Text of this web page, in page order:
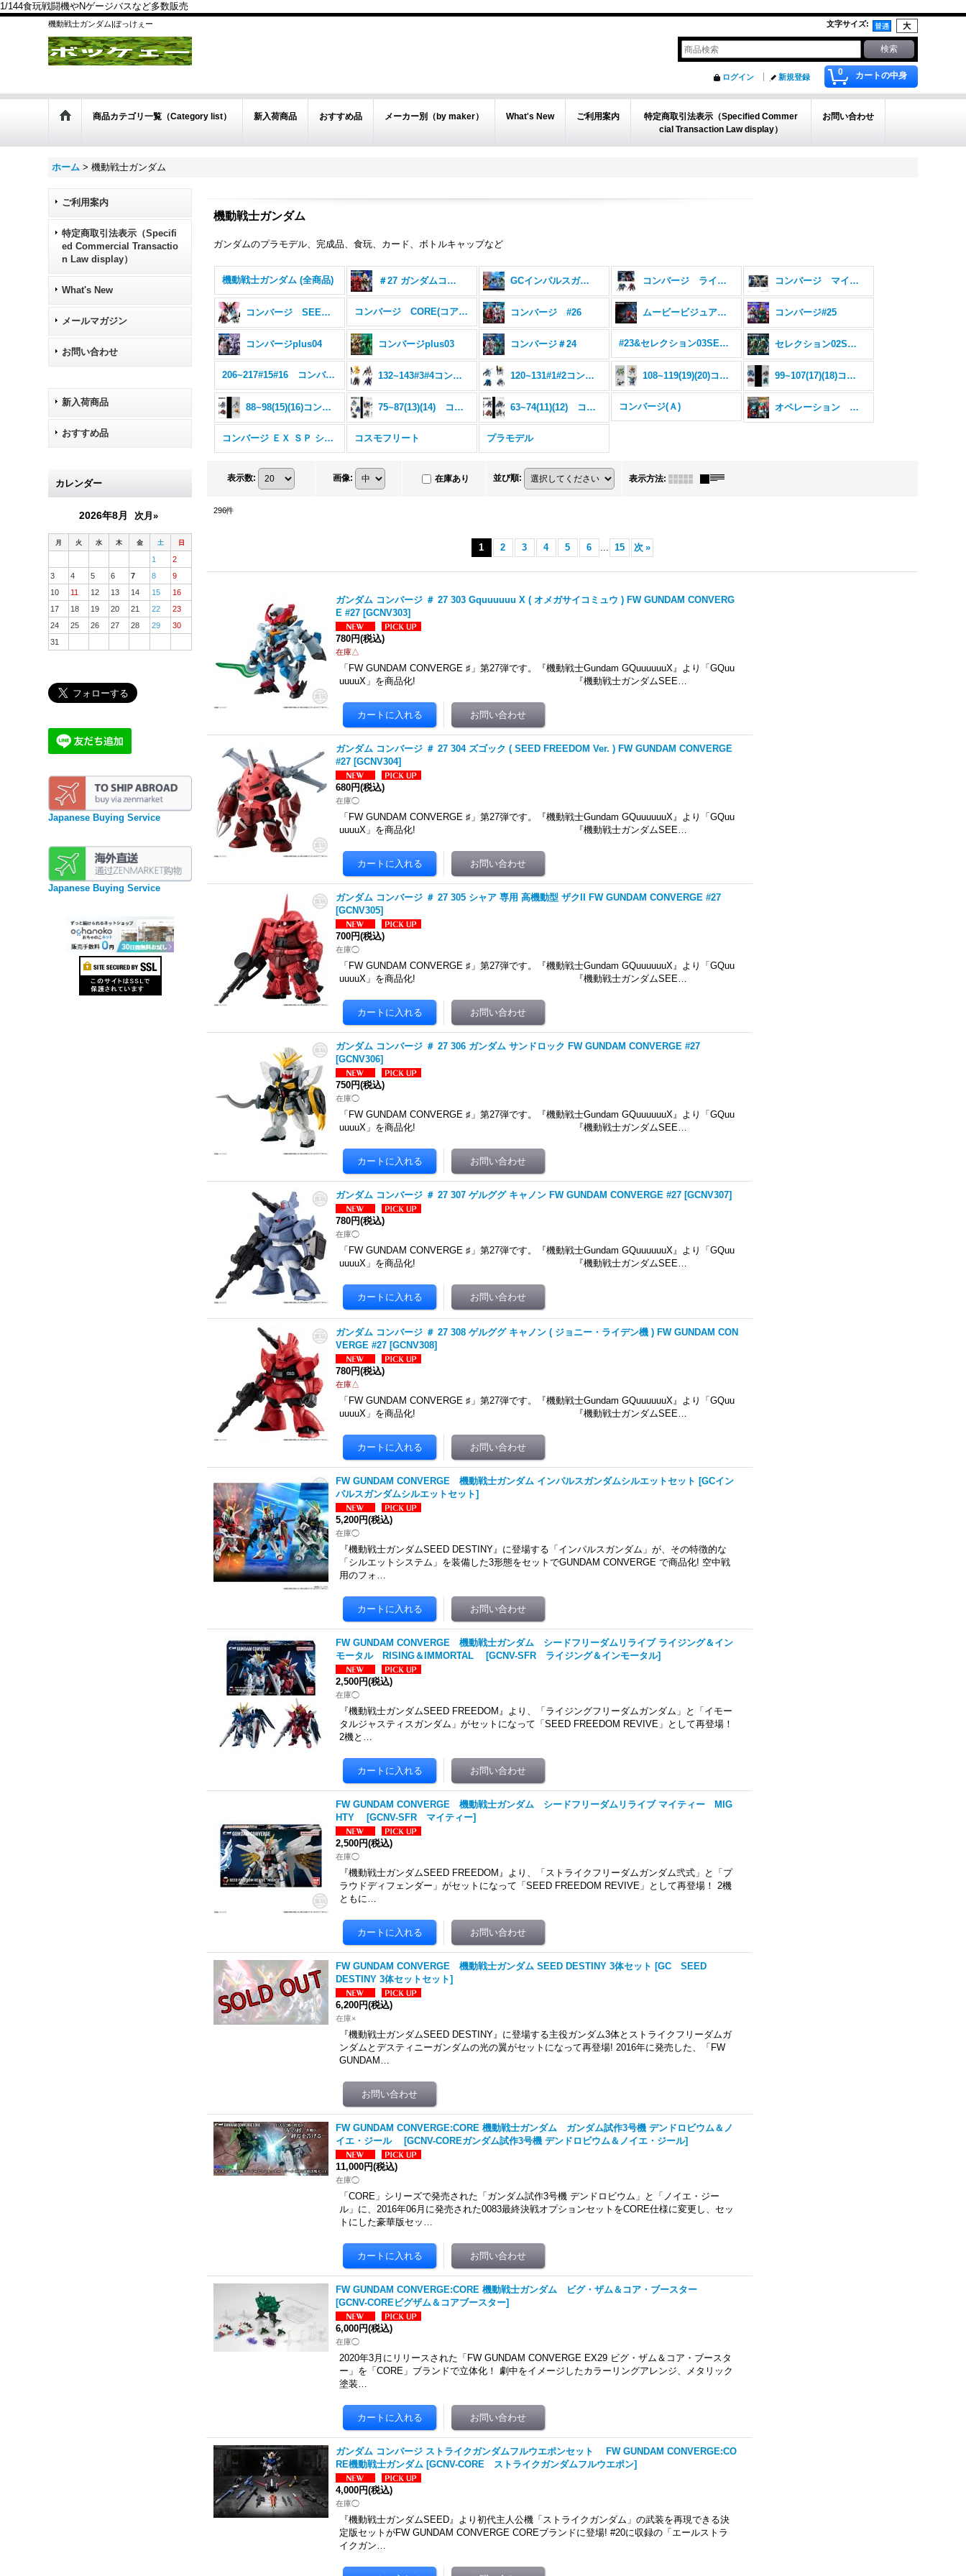
1/144食玩戦闘機やNゲージバスなど多数販売
機動戦士ガンダム|ぼっけぇー 文字サイズ:
0 カートの中身
ログイン 新規登録
商品カテゴリ一覧（Category list） 新入荷商品 おすすめ品 メーカー別（by maker） What's New ご利用案内
特定商取引法表示（Specified Commer
cial Transaction Law display）
お問い合わせ
ホーム > 機動戦士ガンダム
ご利用案内
特定商取引法表示（Specifi
ed Commercial Transactio
n Law display）
What's New
メールマガジン
お問い合わせ
新入荷商品
おすすめ品
カレンダー
2026年8月 次月»
月 火 水 木 金 土 日
1
2
3
4 5 6 7 8
9
10
11 12 13 14 15
16
17
18 19 20 21 22
23
24
25 26 27 28 29
30
31
Japanese Buying Service
Japanese Buying Service
機動戦士ガンダム
ガンダムのプラモデル、完成品、食玩、カード、ボトルキャップなど
機動戦士ガンダム (全商品) ＃27 ガンダムコンバージ GCインパルスガンダムシルエットセット コンバージ ライジング＆インモータル コンバージ マイティー
コンバージ SEED DESTINY 3体セット コンバージ CORE(コア) シリーズ コンバージ #26 ムービービジュアルセレクション コンバージ#25
コンバージplus04 コンバージplus03 コンバージ＃24 #23&セレクション03SELECTION03 セレクション02SELECTION02
206~217#15#16 コンバージ 132~143#3#4コンバージ 120~131#1#2コンバージ 108~119(19)(20)コンバージ 99~107(17)(18)コンバージ
88~98(15)(16)コンバージ 75~87(13)(14) コンバージ 63~74(11)(12) コンバージ コンバージ(Ａ) オペレーション ジャブロー コンバージ
コンバージ ＥＸ ＳＰ シリーズ コスモフリート プラモデル
表示数: 画像: 在庫あり 並び順: 表示方法:
296件
1 2 3 4 5 6 ... 15 次 »
ガンダム コンバージ ＃ 27 303 Gquuuuuu X ( オメガサイコミュウ ) FW GUNDAM CONVERG
E #27 [GCNV303]
780円(税込)
在庫△
「FW GUNDAM CONVERGE ♯」第27弾です。 『機動戦士Gundam GQuuuuuuX』より「GQuu
uuuuX」を商品化! 『機動戦士ガンダムSEE…
ガンダム コンバージ ＃ 27 304 ズゴック ( SEED FREEDOM Ver. ) FW GUNDAM CONVERGE
#27 [GCNV304]
680円(税込)
在庫◯
「FW GUNDAM CONVERGE ♯」第27弾です。 『機動戦士Gundam GQuuuuuuX』より「GQuu
uuuuX」を商品化! 『機動戦士ガンダムSEE…
ガンダム コンバージ ＃ 27 305 シャア 専用 高機動型 ザクII FW GUNDAM CONVERGE #27
[GCNV305]
700円(税込)
在庫◯
「FW GUNDAM CONVERGE ♯」第27弾です。 『機動戦士Gundam GQuuuuuuX』より「GQuu
uuuuX」を商品化! 『機動戦士ガンダムSEE…
ガンダム コンバージ ＃ 27 306 ガンダム サンドロック FW GUNDAM CONVERGE #27
[GCNV306]
750円(税込)
在庫◯
「FW GUNDAM CONVERGE ♯」第27弾です。 『機動戦士Gundam GQuuuuuuX』より「GQuu
uuuuX」を商品化! 『機動戦士ガンダムSEE…
ガンダム コンバージ ＃ 27 307 ゲルググ キャノン FW GUNDAM CONVERGE #27 [GCNV307]
780円(税込)
在庫◯
「FW GUNDAM CONVERGE ♯」第27弾です。 『機動戦士Gundam GQuuuuuuX』より「GQuu
uuuuX」を商品化! 『機動戦士ガンダムSEE…
ガンダム コンバージ ＃ 27 308 ゲルググ キャノン ( ジョニー・ライデン機 ) FW GUNDAM CON
VERGE #27 [GCNV308]
780円(税込)
在庫△
「FW GUNDAM CONVERGE ♯」第27弾です。 『機動戦士Gundam GQuuuuuuX』より「GQuu
uuuuX」を商品化! 『機動戦士ガンダムSEE…
FW GUNDAM CONVERGE 機動戦士ガンダム インパルスガンダムシルエットセット [GCイン
パルスガンダムシルエットセット]
5,200円(税込)
在庫◯
『機動戦士ガンダムSEED DESTINY』に登場する「インパルスガンダム」が、その特徴的な
「シルエットシステム」を装備した3形態をセットでGUNDAM CONVERGE で商品化! 空中戦
用のフォ…
FW GUNDAM CONVERGE 機動戦士ガンダム シードフリーダムリライブ ライジング＆イン
モータル RISING＆IMMORTAL
[GCNV-SFR ライジング＆インモータル]
2,500円(税込)
在庫◯
『機動戦士ガンダムSEED FREEDOM』より、「ライジングフリーダムガンダム」と「イモー
タルジャスティスガンダム」がセットになって「SEED FREEDOM REVIVE」として再登場！
2機と…
FW GUNDAM CONVERGE 機動戦士ガンダム シードフリーダムリライブ マイティー MIG
HTY
[GCNV-SFR マイティー]
2,500円(税込)
在庫◯
『機動戦士ガンダムSEED FREEDOM』より、「ストライクフリーダムガンダム弐式」と「プ
ラウドディフェンダー」がセットになって「SEED FREEDOM REVIVE」として再登場！ 2機
ともに…
FW GUNDAM CONVERGE 機動戦士ガンダム SEED DESTINY 3体セット [GC SEED
DESTINY 3体セットセット]
6,200円(税込)
在庫×
『機動戦士ガンダムSEED DESTINY』に登場する主役ガンダム3体とストライクフリーダムガ
ンダムとデスティニーガンダムの光の翼がセットになって再登場! 2016年に発売した、「FW
GUNDAM…
FW GUNDAM CONVERGE:CORE 機動戦士ガンダム ガンダム試作3号機 デンドロビウム＆ノ
イエ・ジール
[GCNV-COREガンダム試作3号機 デンドロビウム＆ノイエ・ジール]
11,000円(税込)
在庫◯
「CORE」シリーズで発売された「ガンダム試作3号機 デンドロビウム」と「ノイエ・ジー
ル」に、2016年06月に発売された0083最終決戦オプションセットをCORE仕様に変更し、セッ
トにした豪華版セッ…
FW GUNDAM CONVERGE:CORE 機動戦士ガンダム ビグ・ザム＆コア・ブースター
[GCNV-COREビグザム＆コアブースター]
6,000円(税込)
在庫◯
2020年3月にリリースされた「FW GUNDAM CONVERGE EX29 ビグ・ザム＆コア・ブースタ
ー」を「CORE」ブランドで立体化！ 劇中をイメージしたカラーリングアレンジ、メタリック
塗装…
ガンダム コンバージ ストライクガンダムフルウエポンセット FW GUNDAM CONVERGE:CO
RE機動戦士ガンダム [GCNV-CORE ストライクガンダムフルウエポン]
4,000円(税込)
在庫◯
『機動戦士ガンダムSEED』より初代主人公機「ストライクガンダム」の武装を再現できる決
定版セットがFW GUNDAM CONVERGE COREブランドに登場! #20に収録の「エールストラ
イクガン…